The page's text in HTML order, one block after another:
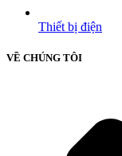
Thiết bị điện
VỀ CHÚNG TÔI